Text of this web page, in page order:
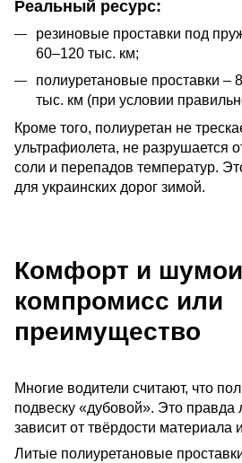
Реальный ресурс:
резиновые проставки под
60–120 тыс. км;
полиуретановые проставки –
тыс. км (при условии
Кроме того, полиуретан не
ультрафиолета, не разрушается
соли и перепадов температур.
для украинских дорог зимой.
Комфорт и
компромисс или
преимущество
Многие водители считают, что
подвеску «дубовой». Это правда
зависит от твёрдости материала
Литые полиуретановые